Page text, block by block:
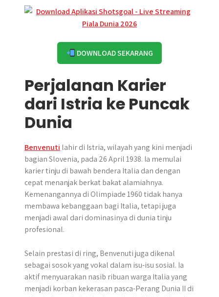
DOWNLOAD SEKARANG
Perjalanan Karier
dari Istria ke Puncak
Dunia
Benvenuti lahir di Istria, wilayah yang kini menjadi
bagian Slovenia, pada 26 April 1938. Ia memulai
karier tinju di bawah bendera Italia dan dengan
cepat menanjak berkat bakat alamiahnya.
Kemenangannya di Olimpiade 1960 tidak hanya
membawa kebanggaan bagi Italia, tetapi juga
menjadi awal dari dominasinya di dunia tinju
profesional.
Selain prestasi di ring, Benvenuti juga dikenal
sebagai sosok yang vokal dalam isu-isu sosial. Ia
aktif menyuarakan nasib ribuan warga Italia yang
menjadi korban kekerasan pasca-Perang Dunia II di